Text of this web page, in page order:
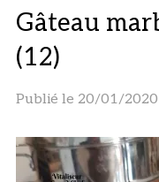
Gâteau
(12)
Publié le 20/01/2020